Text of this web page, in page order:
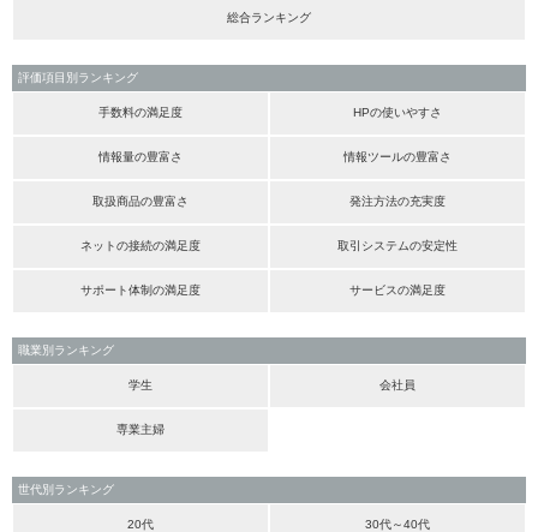
総合ランキング
評価項目別ランキング
手数料の満足度 HPの使いやすさ
情報量の豊富さ 情報ツールの豊富さ
取扱商品の豊富さ 発注方法の充実度
ネットの接続の満足度 取引システムの安定性
サポート体制の満足度 サービスの満足度
職業別ランキング
学生 会社員
専業主婦
世代別ランキング
20代 30代～40代